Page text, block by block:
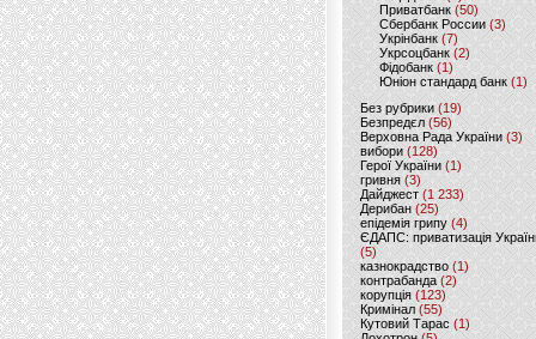
Приватбанк (50)
Сбербанк России (3)
Укрінбанк(7)
Укрсоцбанк (2)
Фідобанк (1)
Юніон стандард банк(1)
Без рубрики (19)
Безпредєл(56)
Верховна Рада України (3)
вибори(128)
Герої України(1)
гривня (3)
Дайджест (1 233)
Дерибан (25)
епідемія грипу (4)
ЄДАПС: приватизація
(5)
казнокрадство (1)
контрабанда (2)
корупція (123)
Кримінал (55)
Кутовий Тарас (1)